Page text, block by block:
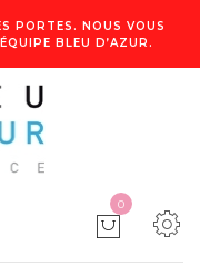
PORTES. NOUS VOUS
BLEU D’AZUR.
0